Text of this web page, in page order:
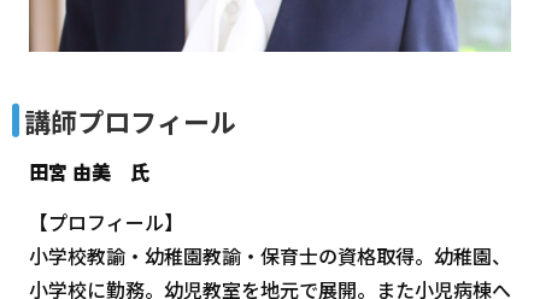
講師プロフィール
田宮 由美 氏
【プロフィール】
小学校教諭・幼稚園教諭・保育士の資格取得。幼稚園、
小学校に勤務。幼児教室を地元で展開。また小児病棟へ